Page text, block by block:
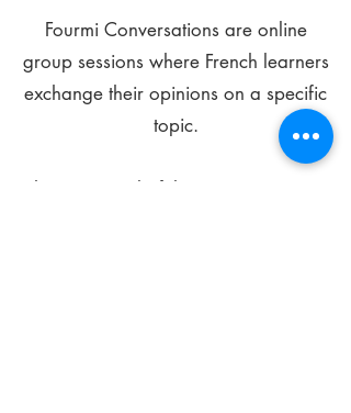
Fourmi Conversations are online
group sessions where French learners
exchange their opinions on a specific
topic.
The main goal of these meetings is to